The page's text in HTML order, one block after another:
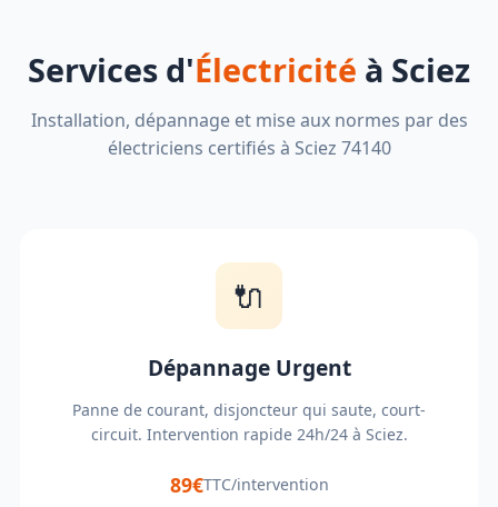
Services d'Électricité à Sciez
Installation, dépannage et mise aux normes par des
électriciens certifiés à Sciez 74140
🔌
Dépannage Urgent
Panne de courant, disjoncteur qui saute, court-
circuit. Intervention rapide 24h/24 à Sciez.
89€TTC/intervention